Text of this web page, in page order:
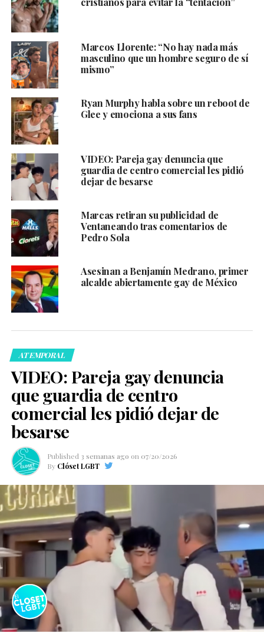
Marcos Llorente: “No hay nada más
masculino que un hombre seguro de sí
mismo”
Ryan Murphy habla sobre un reboot de
Glee y emociona a sus fans
VIDEO: Pareja gay denuncia que
guardia de centro comercial les pidió
dejar de besarse
Marcas retiran su publicidad de
Ventaneando tras comentarios de
Pedro Sola
Asesinan a Benjamín Medrano, primer
alcalde abiertamente gay de México
ATEMPORAL
VIDEO: Pareja gay denuncia
que guardia de centro
comercial les pidió dejar de
besarse
Published 3 semanas ago on 07/20/2026
By Clóset LGBT